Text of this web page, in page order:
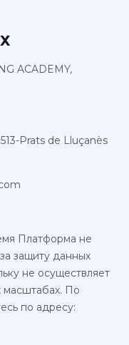
ACADEMY,
Prats de Lluçanès
Платформа не
защиту данных
не осуществляет
масштабах. По
по адресу: